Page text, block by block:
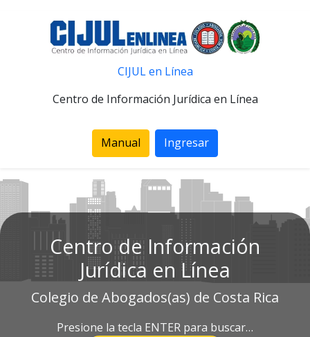
CIJUL en Línea
Centro de Información Jurídica en Línea
Manual Ingresar
Centro de Información
Jurídica en Línea
Colegio de Abogados(as) de Costa Rica
Presione la tecla ENTER para buscar…